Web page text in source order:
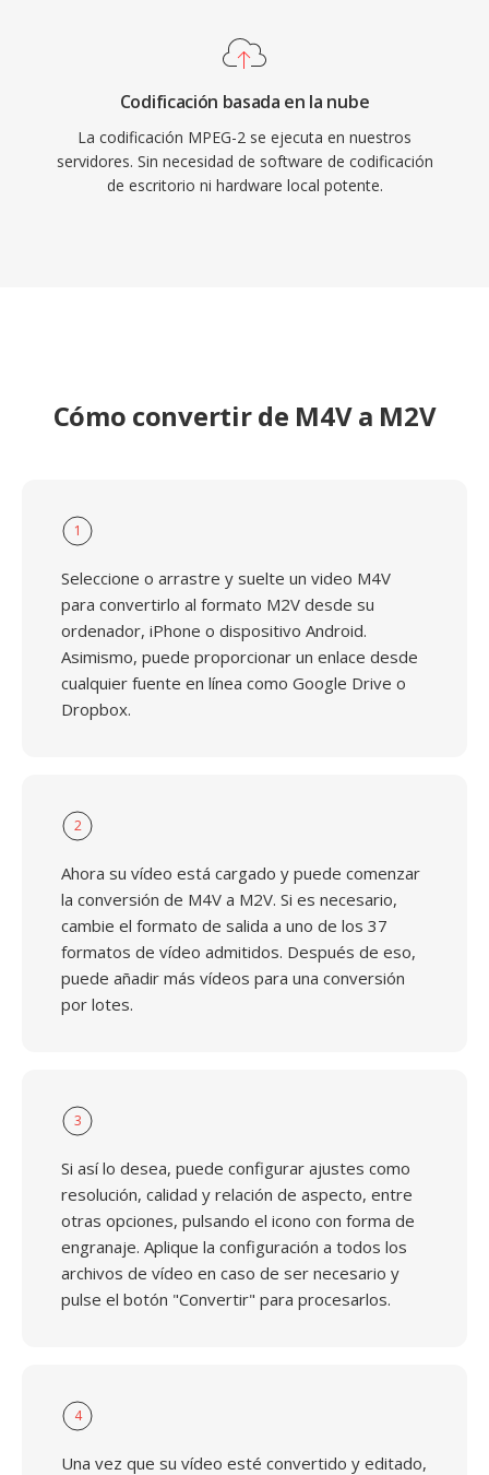
Codificación basada en la nube
La codificación MPEG-2 se ejecuta en nuestros
servidores. Sin necesidad de software de codificación
de escritorio ni hardware local potente.
Cómo convertir de M4V a M2V
1
Seleccione o arrastre y suelte un video M4V
para convertirlo al formato M2V desde su
ordenador, iPhone o dispositivo Android.
Asimismo, puede proporcionar un enlace desde
cualquier fuente en línea como Google Drive o
Dropbox.
2
Ahora su vídeo está cargado y puede comenzar
la conversión de M4V a M2V. Si es necesario,
cambie el formato de salida a uno de los 37
formatos de vídeo admitidos. Después de eso,
puede añadir más vídeos para una conversión
por lotes.
3
Si así lo desea, puede configurar ajustes como
resolución, calidad y relación de aspecto, entre
otras opciones, pulsando el icono con forma de
engranaje. Aplique la configuración a todos los
archivos de vídeo en caso de ser necesario y
pulse el botón "Convertir" para procesarlos.
4
Una vez que su vídeo esté convertido y editado,